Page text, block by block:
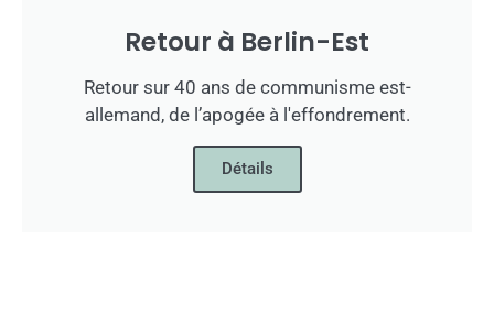
Retour à Berlin-Est
Retour sur 40 ans de communisme est-
allemand, de l’apogée à l'effondrement.
Détails